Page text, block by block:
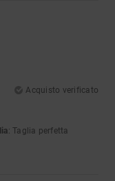
Acquisto verificato
: Taglia perfetta